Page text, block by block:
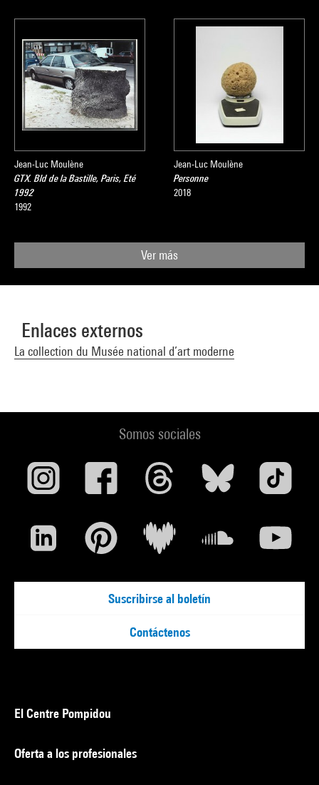
Jean-Luc Moulène
GTX. Bld de la Bastille, Paris, Eté
1992
1992
Jean-Luc Moulène
Personne
2018
Ver más
Enlaces externos
La collection du Musée national d’art moderne
Somos sociales
Suscribirse al boletín
Contáctenos
El Centre Pompidou
Oferta a los profesionales